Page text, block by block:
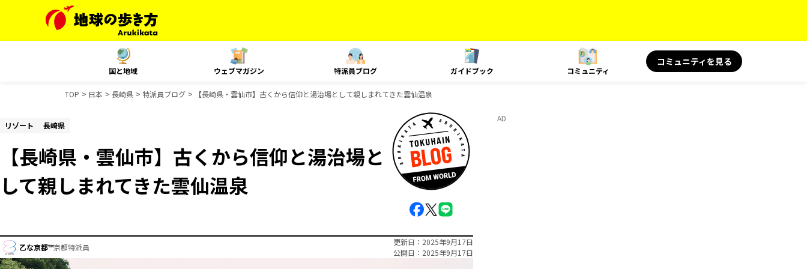
国と地域 ウェブマガジン 特派員ブログ ガイドブック コミュニティ
コミュニティを見る
TOP 日本 長崎県 特派員ブログ 【長崎県・雲仙市】古くから信仰と湯治場として親しまれてきた雲仙温泉
リゾート 長崎県
【長崎県・雲仙市】古くから信仰と湯治場と
して親しまれてきた雲仙温泉
乙な京都™京都特派員
更新日
2025年9月17日
公開日
2025年9月17日
AD